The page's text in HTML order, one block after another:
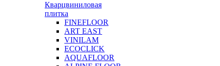
Кварцвиниловая
плитка
FINEFLOOR
ART EAST
VINILAM
ECOCLICK
AQUAFLOOR